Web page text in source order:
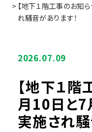
【地下１階工事のお知
れ騒音があります！
2026.07.09
【地下１階
月10日と
実施され騒